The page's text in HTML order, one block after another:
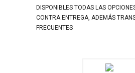
DISPONIBLES TODAS LAS
CONTRA ENTREGA, ADEMÁS
FRECUENTES